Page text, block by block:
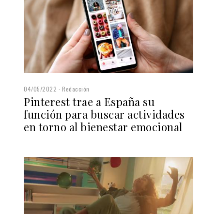
04/05/2022 Redacción
Pinterest trae a España su
función para buscar actividades
en torno al bienestar emocional